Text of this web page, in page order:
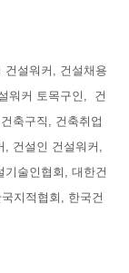
건설워커, 건설채용
워커 토목구인, 건
축구직, 건축취업
, 건설인 건설워커,
술인협회, 대한건
지적협회, 한국건